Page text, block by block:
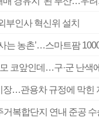
부인사 혁신위 설치
는 농촌’…스마트팜
코앞인데…구·군 난색
장…관용차 규정에 막힌
거복합단지 연내 준공 수